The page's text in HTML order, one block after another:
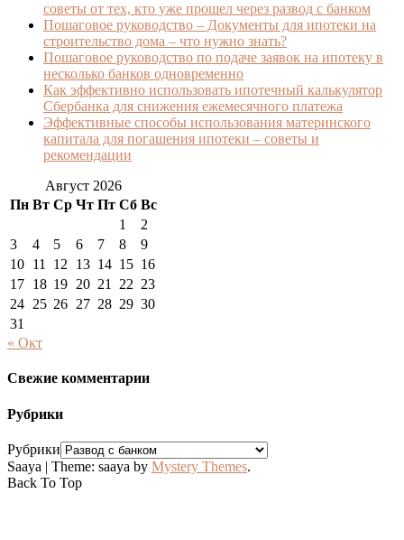
советы от тех, кто уже прошел через развод с банком
Пошаговое руководство – Документы для ипотеки на
строительство дома – что нужно знать?
Пошаговое руководство по подаче заявок на ипотеку в
несколько банков одновременно
Как эффективно использовать ипотечный калькулятор
Сбербанка для снижения ежемесячного платежа
Эффективные способы использования материнского
капитала для погашения ипотеки – советы и
рекомендации
Август 2026
Пн Вт Ср Чт Пт Сб Вс
1
2
3
4 5 6 7 8
9
10 11 12 13 14 15 16
17 18 19 20 21 22 23
24 25 26 27 28 29 30
31
« Окт
Свежие комментарии
Рубрики
Рубрики
Saaya | Theme: saaya by Mystery Themes.
Back To Top